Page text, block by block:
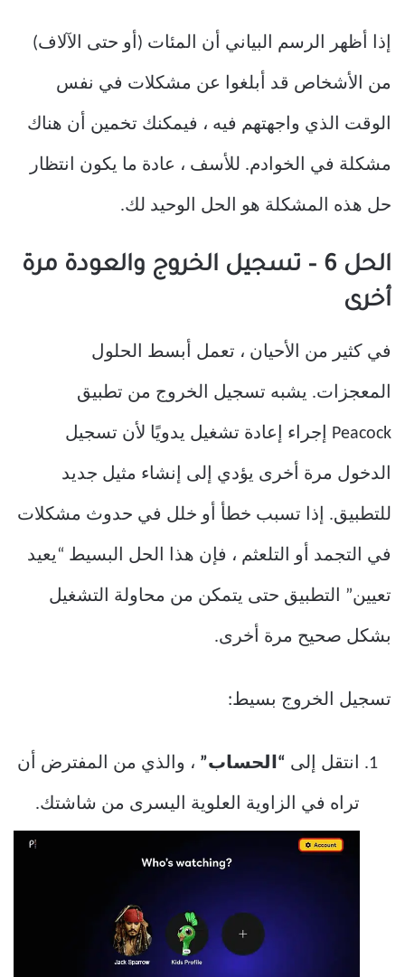
إذا أظهر الرسم البياني أن المئات (أو حتى الآلاف)
من الأشخاص قد أبلغوا عن مشكلات في نفس
الوقت الذي واجهتهم فيه ، فيمكنك تخمين أن هناك
مشكلة في الخوادم. للأسف ، عادة ما يكون انتظار
حل هذه المشكلة هو الحل الوحيد لك.
الحل 6 – تسجيل الخروج والعودة مرة
أخرى
في كثير من الأحيان ، تعمل أبسط الحلول
المعجزات. يشبه تسجيل الخروج من تطبيق
Peacock إجراء إعادة تشغيل يدويًا لأن تسجيل
الدخول مرة أخرى يؤدي إلى إنشاء مثيل جديد
للتطبيق. إذا تسبب خطأ أو خلل في حدوث مشكلات
في التجمد أو التلعثم ، فإن هذا الحل البسيط “يعيد
تعيين” التطبيق حتى يتمكن من محاولة التشغيل
بشكل صحيح مرة أخرى.
تسجيل الخروج بسيط:
انتقل إلى “الحساب” ، والذي من المفترض أن
تراه في الزاوية العلوية اليسرى من شاشتك.